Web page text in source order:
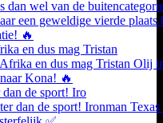
en dus mag Tristan
de sport! Iro